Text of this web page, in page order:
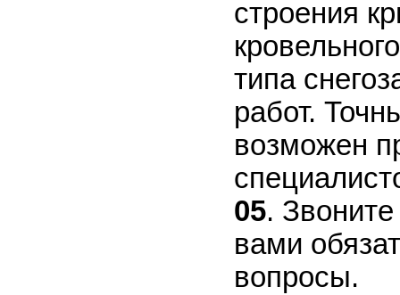
строения
типа
работ.
возможен
05.
вами
вопросы.